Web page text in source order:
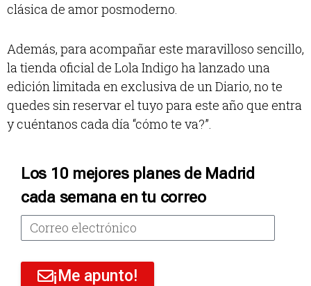
clásica de amor posmoderno.
Además, para acompañar este maravilloso sencillo,
la tienda oficial de Lola Indigo ha lanzado una
edición limitada en exclusiva de un Diario, no te
quedes sin reservar el tuyo para este año que entra
y cuéntanos cada día “cómo te va?”.
Los 10 mejores planes de Madrid
cada semana en tu correo
¡Me apunto!